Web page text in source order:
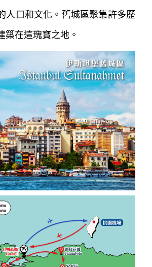
人口和文化。舊城區聚集許多歷
築在這瑰寶之地。